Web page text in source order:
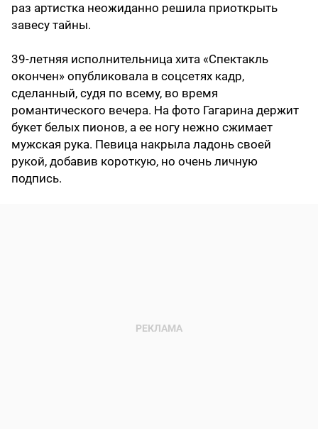
раз артистка неожиданно решила приоткрыть
завесу тайны.
39-летняя исполнительница хита «Спектакль
окончен» опубликовала в соцсетях кадр,
сделанный, судя по всему, во время
романтического вечера. На фото Гагарина держит
букет белых пионов, а ее ногу нежно сжимает
мужская рука. Певица накрыла ладонь своей
рукой, добавив короткую, но очень личную
подпись.